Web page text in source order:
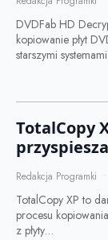
DVDFab HD
kopiowanie płyt
starszymi
TotalCopy
Redakcja Programki
TotalCopy XP to
procesu
z płyty…